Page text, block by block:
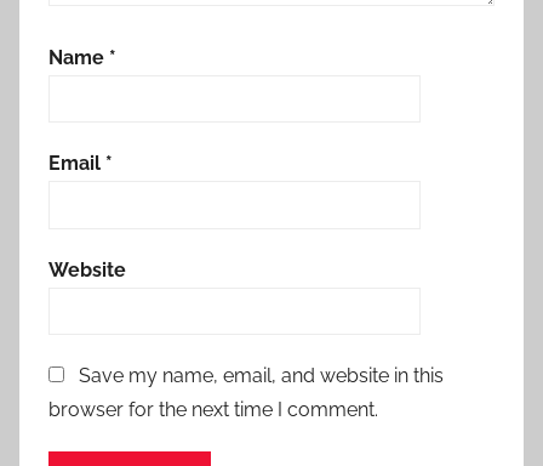
Name *
Email *
Website
Save my name, email, and website in this
browser for the next time I comment.